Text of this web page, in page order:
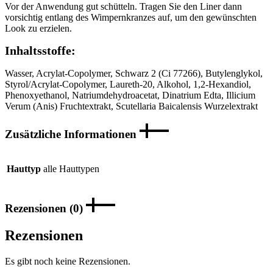
Vor der Anwendung gut schütteln. Tragen Sie den Liner dann
vorsichtig entlang des Wimpernkranzes auf, um den gewünschten
Look zu erzielen.
Inhaltsstoffe:
Wasser, Acrylat-Copolymer, Schwarz 2 (Ci 77266), Butylenglykol,
Styrol/Acrylat-Copolymer, Laureth-20, Alkohol, 1,2-Hexandiol,
Phenoxyethanol, Natriumdehydroacetat, Dinatrium Edta, Illicium
Verum (Anis) Fruchtextrakt, Scutellaria Baicalensis Wurzelextrakt
Zusätzliche Informationen
Hauttyp alle Hauttypen
Rezensionen (0)
Rezensionen
Es gibt noch keine Rezensionen.